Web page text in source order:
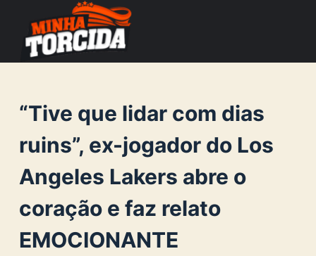
o
e
n
“Tive que lidar com dias
ruins”, ex-jogador do Los
Angeles Lakers abre o
coração e faz relato
EMOCIONANTE